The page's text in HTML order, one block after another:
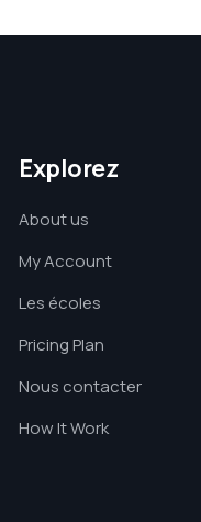
Explorez
About us
My Account
Les écoles
Pricing Plan
Nous contacter
How It Work